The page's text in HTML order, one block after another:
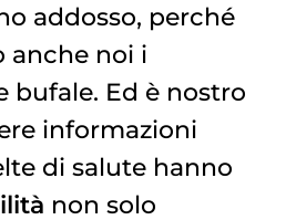
addosso, perché
anche noi i
bufale. Ed è nostro
informazioni
di salute hanno
non solo